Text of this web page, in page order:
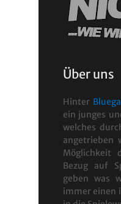
Über uns
Hinter
ein junges
welches
angetrieben
Möglichkeit
Bezug auf
geben was
immer einen